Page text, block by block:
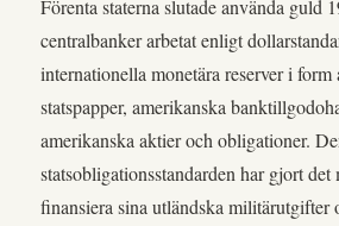
Förenta staterna slutade använda guld
centralbanker arbetat enligt
internationella monetära reserver i form
statspapper, amerikanska
amerikanska aktier och obligationer.
statsobligationsstandarden har gjort
finansiera sina utländska militärutgifter